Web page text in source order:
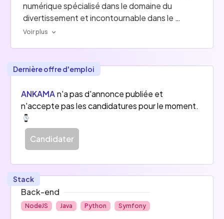
numérique spécialisé dans le domaine du
divertissement et incontournable dans le
monde du jeu vidéo !
en ligne DOFUS (85 millions de comptes ont été
créés dans le monde, dont plus de 40 millions en
France). Avec plus de 300 collaborateurs,
Ankama a investi plusieurs domaines d'activité
pour devenir un véritable groupe transmédia.
Ankama intervient dans le domaine du
divertissement au sens large :
•	Jeux vidéo                 Animation
•	Editions                     Jeux de plateau
Avec Ankama, chaque histoire est unique, mais
toutes sont connectées.
Voir plus
Dernière offre d'emploi
ANKAMA n'a pas d'annonce publiée et
n'accepte pas les candidatures pour le moment.
Candidater
Stack
Back-end
NodeJS Java Python Symfony